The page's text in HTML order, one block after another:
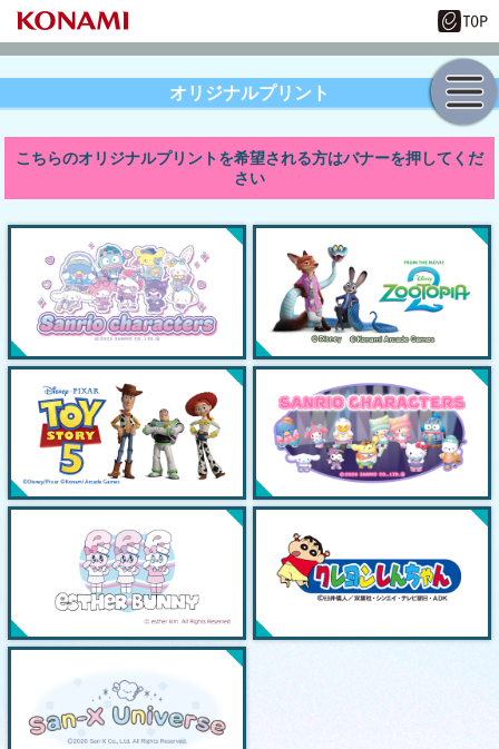
オリジナルプリント
こちらのオリジナルプリントを希望される方はバナーを押してくだ
さい